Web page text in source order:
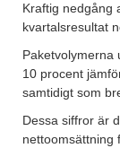
Kraftig nedgång
kvartalsresultat
Paketvolymerna
10 procent
samtidigt som
Dessa siffror är
nettoomsättning